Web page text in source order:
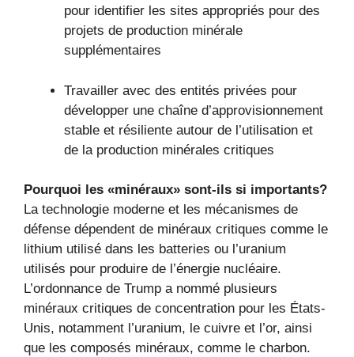
pour identifier les sites appropriés pour des
projets de production minérale
supplémentaires
Travailler avec des entités privées pour
développer une chaîne d’approvisionnement
stable et résiliente autour de l’utilisation et
de la production minérales critiques
Pourquoi les «minéraux» sont-ils si importants?
La technologie moderne et les mécanismes de
défense dépendent de minéraux critiques comme le
lithium utilisé dans les batteries ou l’uranium
utilisés pour produire de l’énergie nucléaire.
L’ordonnance de Trump a nommé plusieurs
minéraux critiques de concentration pour les États-
Unis, notamment l’uranium, le cuivre et l’or, ainsi
que les composés minéraux, comme le charbon.